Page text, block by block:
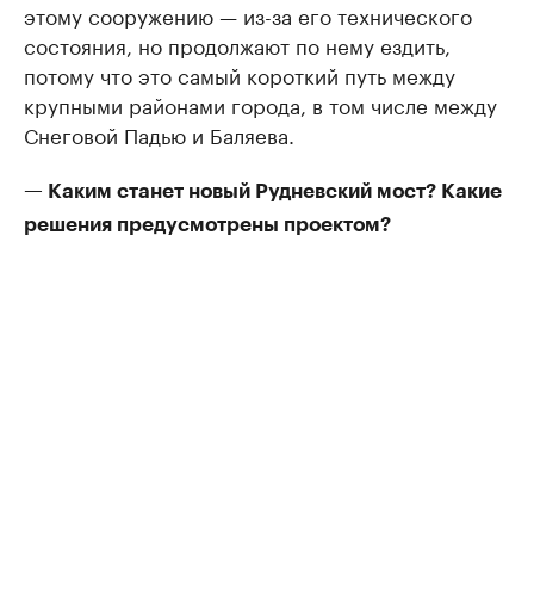
этому сооружению — из-за его технического
состояния, но продолжают по нему ездить,
потому что это самый короткий путь между
крупными районами города, в том числе между
Снеговой Падью и Баляева.
— Каким станет новый Рудневский мост? Какие
решения предусмотрены проектом?